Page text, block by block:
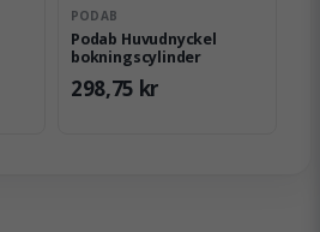
PODAB
Podab Huvudnyckel
bokningscylinder
298,75 kr